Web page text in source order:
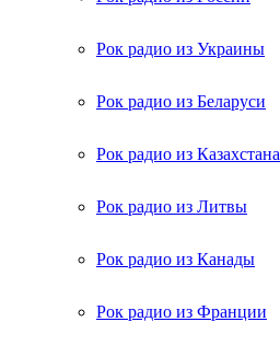
Рок радио из Украины
Рок радио из Беларуси
Рок радио из Казахстана
Рок радио из Литвы
Рок радио из Канады
Рок радио из Франции